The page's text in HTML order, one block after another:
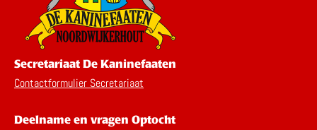
Secretariaat De Kaninefaaten
Contactformulier Secretariaat
Deelname en vragen Optocht